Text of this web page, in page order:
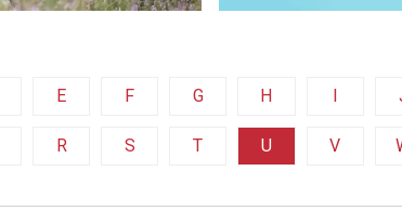
E F G H I
R S T U V